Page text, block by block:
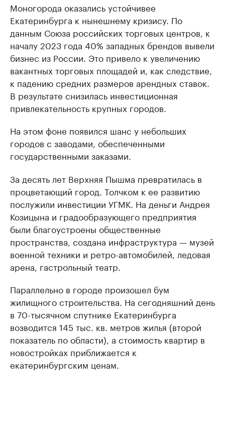
Моногорода оказались устойчивее
Екатеринбурга к нынешнему кризису. По
данным Союза российских торговых центров, к
началу 2023 года 40% западных брендов вывели
бизнес из России. Это привело к увеличению
вакантных торговых площадей и, как следствие,
к падению средних размеров арендных ставок.
В результате снизилась инвестиционная
привлекательность крупных городов.
На этом фоне появился шанс у небольших
городов с заводами, обеспеченными
государственными заказами.
За десять лет Верхняя Пышма превратилась в
процветающий город. Толчком к ее развитию
послужили инвестиции УГМК. На деньги Андрея
Козицына и градообразующего предприятия
были благоустроены общественные
пространства, создана инфраструктура — музей
военной техники и ретро-автомобилей, ледовая
арена, гастрольный театр.
Параллельно в городе произошел бум
жилищного строительства. На сегодняшний день
в 70-тысячном спутнике Екатеринбурга
возводится 145 тыс. кв. метров жилья (второй
показатель по области), а стоимость квартир в
новостройках приближается к
екатеринбургским ценам.